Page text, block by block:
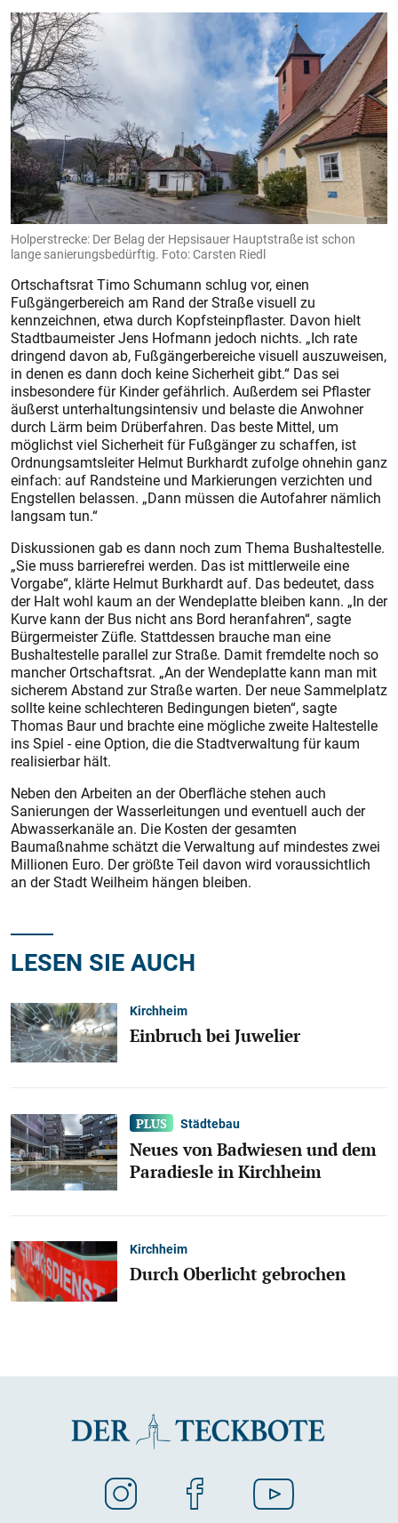
Holperstrecke: Der Belag der Hepsisauer Hauptstraße ist schon
lange sanierungsbedürftig. Foto: Carsten Riedl
Ortschaftsrat Timo Schumann schlug vor, einen
Fußgängerbereich am Rand der Straße visuell zu
kennzeichnen, etwa durch Kopfsteinpflaster. Davon hielt
Stadtbaumeister Jens Hofmann jedoch nichts. „Ich rate
dringend davon ab, Fußgängerbereiche visuell auszuweisen,
in denen es dann doch keine Sicherheit gibt.“ Das sei
insbesondere für Kinder gefährlich. Außerdem sei Pflaster
äußerst unterhaltungsintensiv und belaste die Anwohner
durch Lärm beim Drüberfahren. Das beste Mittel, um
möglichst viel Sicherheit für Fußgänger zu schaffen, ist
Ordnungsamtsleiter Helmut Burk­hardt zufolge ohnehin ganz
einfach: auf Randsteine und Markierungen verzichten und
Engstellen belassen. „Dann müssen die Autofahrer nämlich
langsam tun.“
Diskussionen gab es dann noch zum Thema Bushaltestelle.
„Sie muss barrierefrei werden. Das ist mittlerweile eine
Vorgabe“, klärte Helmut Burkhardt auf. Das bedeutet, dass
der Halt wohl kaum an der Wendeplatte bleiben kann. „In der
Kurve kann der Bus nicht ans Bord heranfahren“, sagte
Bürgermeister Züfle. Stattdessen brauche man eine
Bushaltestelle parallel zur Straße. Damit fremdelte noch so
mancher Ortschaftsrat. „An der Wendeplatte kann man mit
sicherem Abstand zur Straße warten. Der neue Sammelplatz
sollte keine schlechteren Bedingungen bieten“, sagte
Thomas Baur und brachte eine mögliche zweite Haltestelle
ins Spiel - eine Option, die die Stadtverwaltung für kaum
realisierbar hält.
Neben den Arbeiten an der Oberfläche stehen auch
Sanierungen der Wasserleitungen und eventuell auch der
Abwasserkanäle an. Die Kosten der gesamten
Baumaßnahme schätzt die Verwaltung auf mindestes zwei
Millionen Euro. Der größte Teil davon wird voraussichtlich
an der Stadt Weilheim hängen bleiben.
LESEN SIE AUCH
Kirchheim
Einbruch bei Juwelier
Städtebau
Neues von Badwiesen und dem
Paradiesle in Kirchheim
Kirchheim
Durch Oberlicht gebrochen